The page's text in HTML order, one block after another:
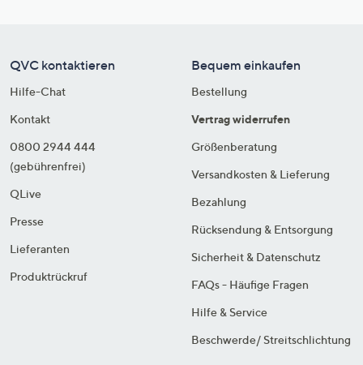
QVC kontaktieren
Hilfe-Chat
Kontakt
0800 2944 444
(gebührenfrei)
QLive
Presse
Lieferanten
Produktrückruf
Bequem einkaufen
Bestellung
Vertrag widerrufen
Größenberatung
Versandkosten & Lieferung
Bezahlung
Rücksendung & Entsorgung
Sicherheit & Datenschutz
FAQs - Häufige Fragen
Hilfe & Service
Beschwerde/ Streitschlichtung